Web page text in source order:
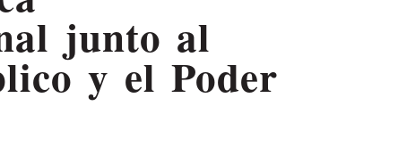
junto al
y el Poder